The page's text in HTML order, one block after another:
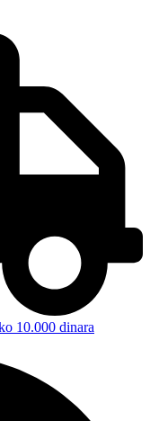
10.000 dinara